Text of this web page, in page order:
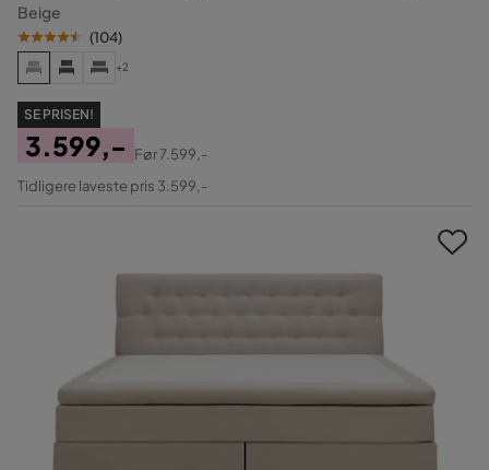
Beige
(104)
+2
SE PRISEN!
Pris
3.599,-
Original
Før7.599,-
Tidligere laveste pris 3.599,-